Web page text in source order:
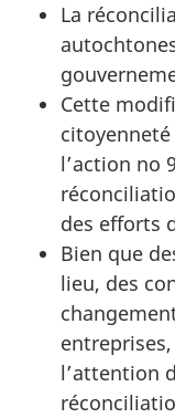
La
Cette
citoyenneté
l’action no
des efforts
Bien que
lieu, des
l’attention